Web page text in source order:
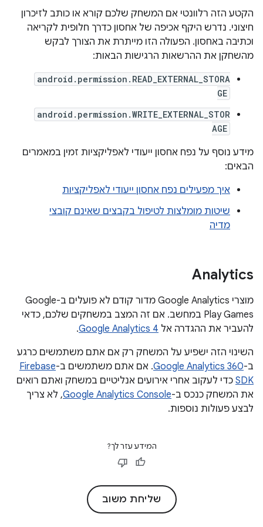
הקטע הזה רלוונטי אם המשחק שלכם קורא או כותב לזיכרון
חיצוני. נדרש היקף אכיפה של אחסון כדרך חלופית לקריאה
וכתיבה באחסון. הפעולה הזו מייתרת את הצורך לבקש
מהשחקן את ההרשאות הרגישות הבאות:
android.permission.READ_EXTERNAL_STORA
GE
android.permission.WRITE_EXTERNAL_STOR
AGE
מידע נוסף על נפח אחסון ייעודי לאפליקציות זמין במאמרים
הבאים:
איך מפעילים נפח אחסון ייעודי לאפליקציות
שיטות מומלצות לטיפול בקבצים שאינם קובצי
מדיה
Analytics
מוצרי Google Analytics מדור קודם לא פועלים ב-Google
Play Games במחשב. אם זה המצב במשחקים שלכם, כדאי
להעביר את ההגדרה אל Google Analytics 4
.
השינוי הזה ישפיע על המשחק רק אם אתם משתמשים כרגע
ב-Google Analytics 360. אם אתם משתמשים ב-Firebase
SDK כדי לעקוב אחרי אירועים אנליטיים במשחק ואתם רואים
את המשחק כנכס ב-Google Analytics Console, לא צריך
לבצע פעולות נוספות.
המידע עזר לך?
שליחת משוב